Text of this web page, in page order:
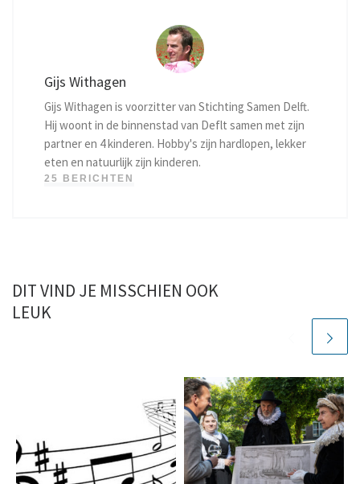
Gijs Withagen
Gijs Withagen is voorzitter van Stichting Samen Delft.
Hij woont in de binnenstad van Deflt samen met zijn
partner en 4 kinderen. Hobby's zijn hardlopen, lekker
eten en natuurlijk zijn kinderen.
25 BERICHTEN
DIT VIND JE MISSCHIEN OOK
LEUK